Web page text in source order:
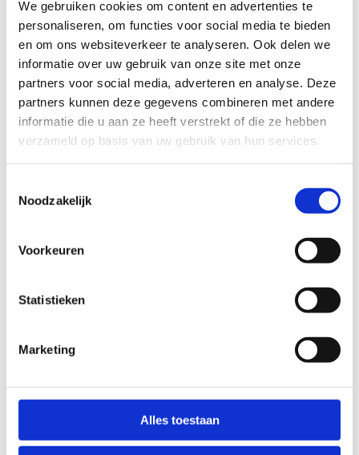
We gebruiken cookies om content en advertenties te
personaliseren, om functies voor social media te bieden
en om ons websiteverkeer te analyseren. Ook delen we
informatie over uw gebruik van onze site met onze
partners voor social media, adverteren en analyse. Deze
partners kunnen deze gegevens combineren met andere
informatie die u aan ze heeft verstrekt of die ze hebben
verzameld op basis van uw gebruik van hun services.
Noodzakelijk
Voorkeuren
Statistieken
Marketing
Alles toestaan
Uitgebreid netwerk : Je kan genieten van maar liefst 25
km aan looppaden. De looproute De Merel is ook
verbonden met de looproute De Maalderij.
: Begin je avontuur vanaf de parking van
domein De Merel, Schippersdreef 7, 2960 Brecht.
Natuurlijke omgeving
: Ervaar de rust en schoonheid
van zowel verharde als onverharde paden.
Startplaatsen
Tilburgbaan